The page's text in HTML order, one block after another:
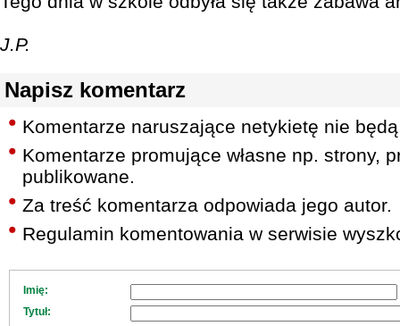
J.P.
Napisz komentarz
Komentarze naruszające netykietę nie
Komentarze promujące własne np. strony,
publikowane.
Za treść komentarza odpowiada jego autor.
Regulamin komentowania w serwisie
Imię:
Tytuł: